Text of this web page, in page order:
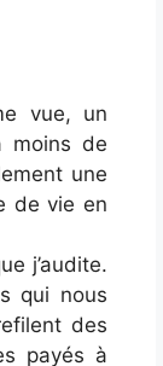
vue, un
moins de
une
de vie en
j’audite.
qui nous
des
payés à